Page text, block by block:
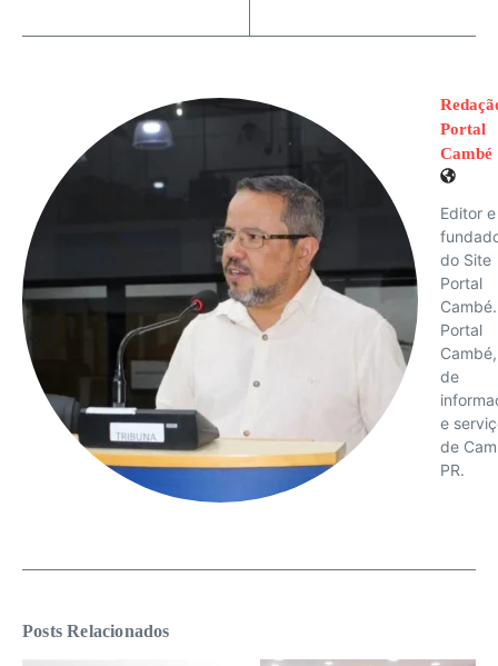
Portal
Cambé
Editor e
do Site
Portal
Cambé.
Portal
de
e
de
PR.
Posts Relacionados